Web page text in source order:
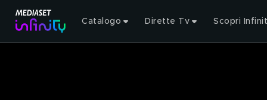
Catalogo Dirette Tv Scopri